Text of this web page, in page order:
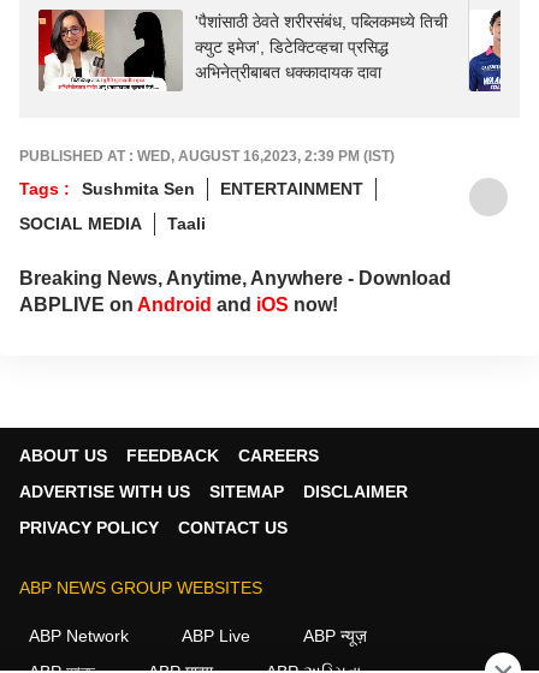
'पैशांसाठी ठेवते शरीरसंबंध, पब्लिकमध्ये तिची
क्युट इमेज', डिटेक्टिव्हचा प्रसिद्ध
अभिनेत्रीबाबत धक्कादायक दावा
PUBLISHED AT : WED, AUGUST 16,2023, 2:39 PM (IST)
Tags : Sushmita Sen
ENTERTAINMENT
SOCIAL MEDIA
Taali
Breaking News, Anytime, Anywhere - Download
ABPLIVE on Android and iOS now!
ABOUT US FEEDBACK
CAREERS
ADVERTISE WITH US
SITEMAP
DISCLAIMER
PRIVACY POLICY
CONTACT US
ABP NEWS GROUP WEBSITES
ABP Network ABP Live
ABP न्यूज़